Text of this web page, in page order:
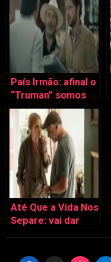
País Irmão: afinal o
“Truman” somos
nós
Até Que a Vida Nos
Separe: vai dar